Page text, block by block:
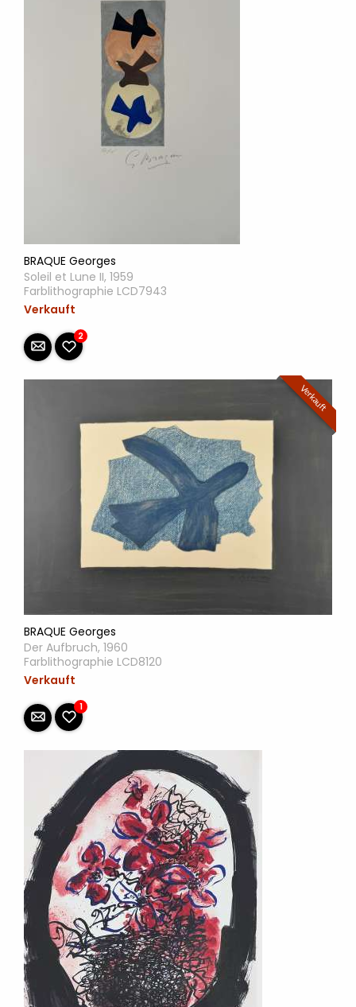
BRAQUE Georges
Soleil et Lune II, 1959
Farblithographie LCD7943
Verkauft
2
Verkauft
BRAQUE Georges
Der Aufbruch, 1960
Farblithographie LCD8120
Verkauft
1